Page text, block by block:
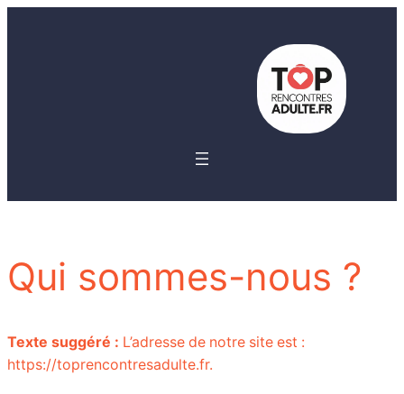
Qui sommes-nous ?
Texte suggéré : L’adresse de notre site est :
https://toprencontresadulte.fr.